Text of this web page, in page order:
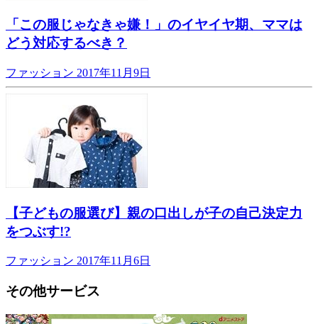
「この服じゃなきゃ嫌！」のイヤイヤ期、ママは
どう対応するべき？
ファッション 2017年11月9日
【子どもの服選び】親の口出しが子の自己決定力
をつぶす!?
ファッション 2017年11月6日
その他サービス